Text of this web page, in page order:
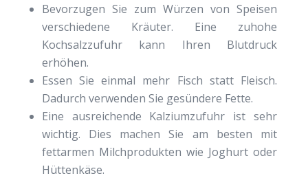
Bevorzugen Sie zum Würzen von Speisen
verschiedene Kräuter. Eine zuhohe
Kochsalzzufuhr kann Ihren Blutdruck
erhöhen.
Essen Sie einmal mehr Fisch statt Fleisch.
Dadurch verwenden Sie gesündere Fette.
Eine ausreichende Kalziumzufuhr ist sehr
wichtig. Dies machen Sie am besten mit
fettarmen Milchprodukten wie Joghurt oder
Hüttenkäse.